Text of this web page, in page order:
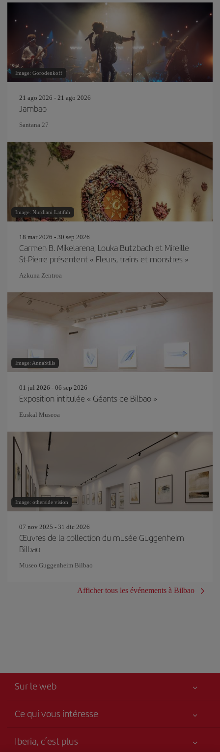
Image: Gorodenkoff
21 ago 2026 - 21 ago 2026
Jambao
Santana 27
Image: Nurdiani Latifah
18 mar 2026 - 30 sep 2026
Carmen B. Mikelarena, Louka Butzbach et Mireille
St-Pierre présentent « Fleurs, trains et monstres »
Azkuna Zentroa
Image: AnnaStills
01 jul 2026 - 06 sep 2026
Exposition intitulée « Géants de Bilbao »
Euskal Museoa
Image: otherside vision
07 nov 2025 - 31 dic 2026
Œuvres de la collection du musée Guggenheim
Bilbao
Museo Guggenheim Bilbao
Afficher tous les événements à Bilbao
Sur le web
Ce qui vous intéresse
Accessibilité
Iberia, c’est plus